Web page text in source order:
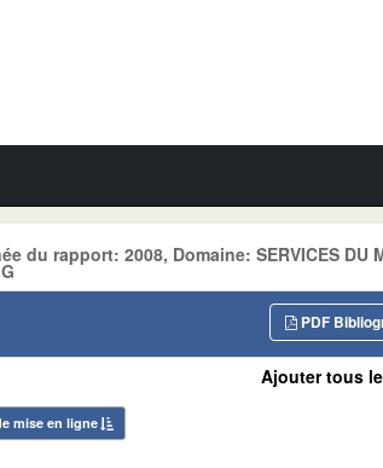
du rapport: 2008, Domaine: SERVICES DU
PDF
mise en ligne
Ajouter tous